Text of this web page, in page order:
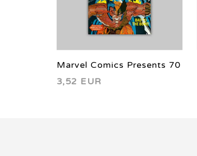
Marvel Comics Presents 70
1991
3,52 EUR